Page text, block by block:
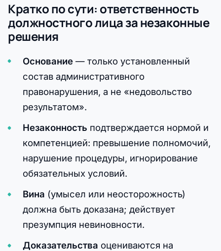
Кратко по сути: ответственность
должностного лица за незаконные
решения
Основание— только установленный
состав административного
правонарушения, а не «недовольство
результатом».
Незаконность подтверждается нормой и
компетенцией: превышение полномочий,
нарушение процедуры, игнорирование
обязательных условий.
Вина (умысел или неосторожность)
должна быть доказана; действует
презумпция невиновности.
Доказательства оцениваются на